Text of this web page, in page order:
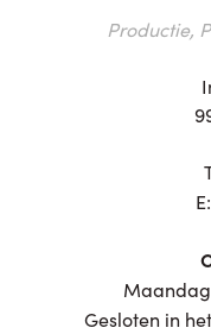
Productie,
E:
Gesloten in